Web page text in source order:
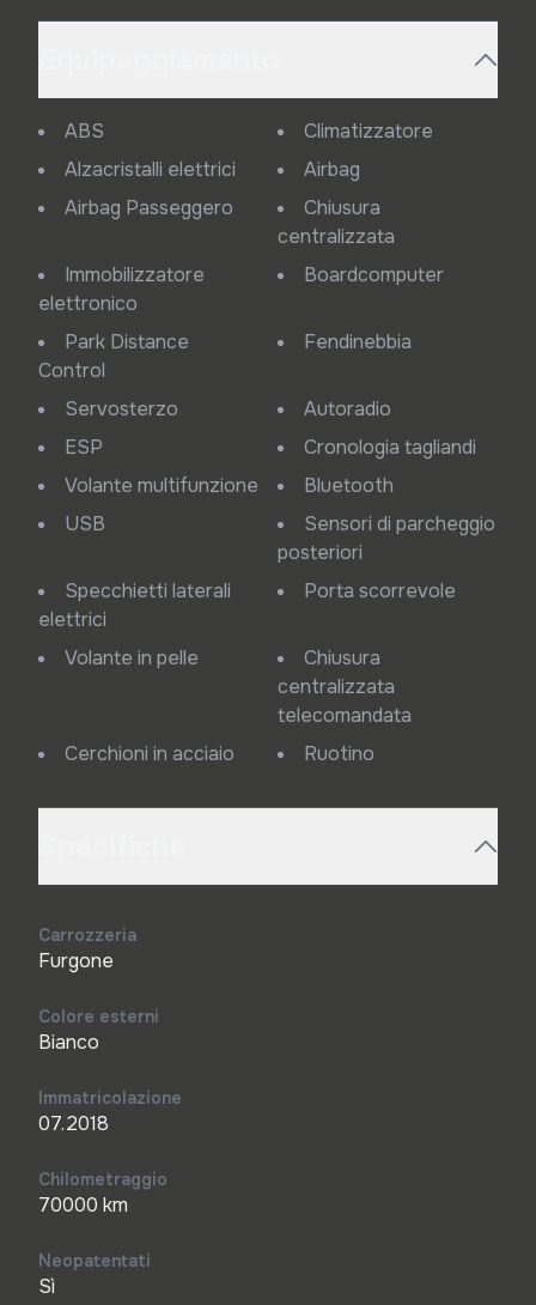
ABS
Climatizzatore
Alzacristalli elettrici
Airbag
Airbag Passeggero
Chiusura
centralizzata
Immobilizzatore
elettronico
Boardcomputer
Park Distance
Control
Fendinebbia
Servosterzo
Autoradio
ESP
Cronologia tagliandi
Volante multifunzione
Bluetooth
USB
Sensori di parcheggio
posteriori
Specchietti laterali
elettrici
Porta scorrevole
Volante in pelle
Chiusura
centralizzata
telecomandata
Cerchioni in acciaio
Ruotino
Carrozzeria
Furgone
Colore esterni
Bianco
Immatricolazione
07.2018
Chilometraggio
70000 km
Neopatentati
Sì